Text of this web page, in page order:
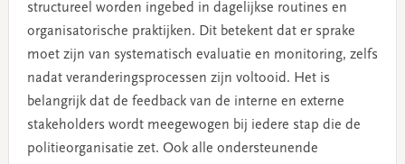
structureel worden ingebed in dagelijkse routines en
organisatorische praktijken. Dit betekent dat er sprake
moet zijn van systematisch evaluatie en monitoring, zelfs
nadat veranderingsprocessen zijn voltooid. Het is
belangrijk dat de feedback van de interne en externe
stakeholders wordt meegewogen bij iedere stap die de
politieorganisatie zet. Ook alle ondersteunende